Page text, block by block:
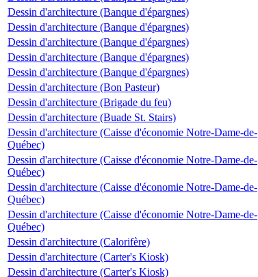
Dessin d'architecture (Banque d'épargnes)
Dessin d'architecture (Banque d'épargnes)
Dessin d'architecture (Banque d'épargnes)
Dessin d'architecture (Banque d'épargnes)
Dessin d'architecture (Banque d'épargnes)
Dessin d'architecture (Bon Pasteur)
Dessin d'architecture (Brigade du feu)
Dessin d'architecture (Buade St. Stairs)
Dessin d'architecture (Caisse d'économie Notre-Dame-de-
Québec)
Dessin d'architecture (Caisse d'économie Notre-Dame-de-
Québec)
Dessin d'architecture (Caisse d'économie Notre-Dame-de-
Québec)
Dessin d'architecture (Caisse d'économie Notre-Dame-de-
Québec)
Dessin d'architecture (Calorifère)
Dessin d'architecture (Carter's Kiosk)
Dessin d'architecture (Carter's Kiosk)